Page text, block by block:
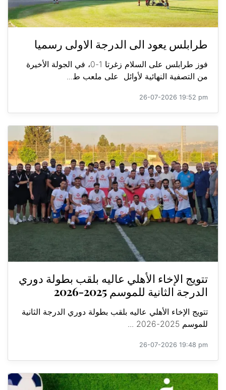
طرابلس يعود الى الدرجة الاولى رسميا
فوز طرابلس على السلام زغرتا 1-0، في الجولة الأخيرة
من التصفية النهائية لأوائل على ملعب ط...
26-07-2026 19:52 pm
تتويج الإخاء الأهلي عاليه بلقب بطولة دوري
الدرجة الثانية للموسم 2025-2026
تتويج الإخاء الأهلي عاليه بلقب بطولة دوري الدرجة الثانية
للموسم 2025-2026 ...
26-07-2026 19:48 pm